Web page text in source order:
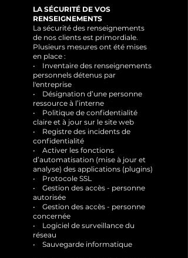
LA SÉCURITÉ DE VOS
RENSEIGNEMENTS
La sécurité des renseignements
de nos clients est primordiale.
Plusieurs mesures ont été mises
en place :
• Inventaire des renseignements
personnels détenus par
l'entreprise
• Désignation d’une personne
ressource à l’interne
• Politique de confidentialité
claire et à jour sur le site web
• Registre des incidents de
confidentialité
• Activer les fonctions
d’automatisation (mise à jour et
analyse) des applications (plugins)
• Protocole SSL
• Gestion des accès - personne
autorisée
• Gestion des accès - personne
concernée
• Logiciel de surveillance du
réseau
• Sauvegarde informatique